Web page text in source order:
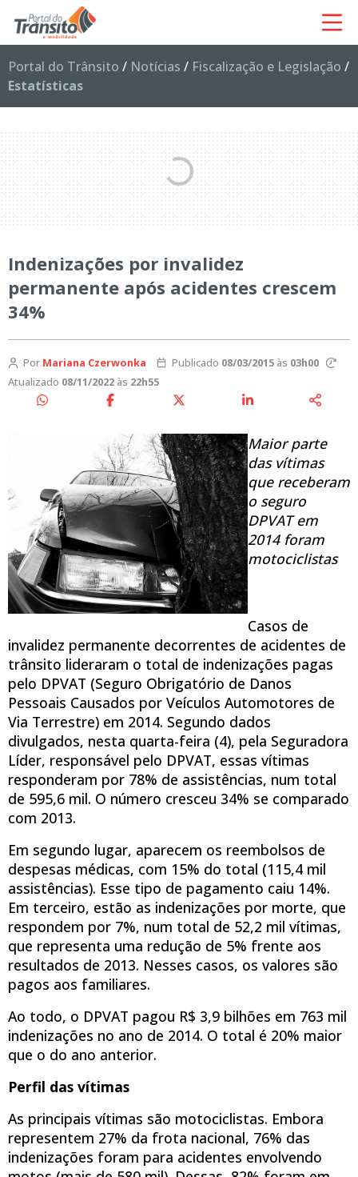
Portal do Trânsito / Notícias / Fiscalização e Legislação /
Estatísticas
Indenizações por invalidez
permanente após acidentes crescem
34%
Por Mariana Czerwonka Publicado 08/03/2015às 03h00
Atualizado 08/11/2022 às 22h55
Maior parte
das vítimas
que receberam
o seguro
DPVAT em
2014 foram
motociclistas
Casos de
invalidez permanente decorrentes de acidentes de
trânsito lideraram o total de indenizações pagas
pelo DPVAT (Seguro Obrigatório de Danos
Pessoais Causados por Veículos Automotores de
Via Terrestre) em 2014. Segundo dados
divulgados, nesta quarta-feira (4), pela Seguradora
Líder, responsável pelo DPVAT, essas vítimas
responderam por 78% de assistências, num total
de 595,6 mil. O número cresceu 34% se comparado
com 2013.
Em segundo lugar, aparecem os reembolsos de
despesas médicas, com 15% do total (115,4 mil
assistências). Esse tipo de pagamento caiu 14%.
Em terceiro, estão as indenizações por morte, que
respondem por 7%, num total de 52,2 mil vítimas,
que representa uma redução de 5% frente aos
resultados de 2013. Nesses casos, os valores são
pagos aos familiares.
Ao todo, o DPVAT pagou R$ 3,9 bilhões em 763 mil
indenizações no ano de 2014. O total é 20% maior
que o do ano anterior.
Perfil das vítimas
As principais vítimas são motociclistas. Embora
representem 27% da frota nacional, 76% das
indenizações foram para acidentes envolvendo